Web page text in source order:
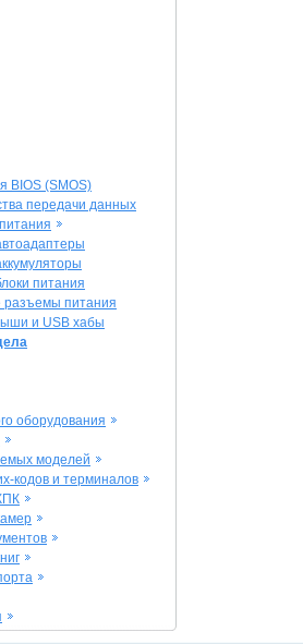
BIOS (SMOS)
передачи данных
питания
питания
и USB хабы
оборудования
моделей
кодов и терминалов